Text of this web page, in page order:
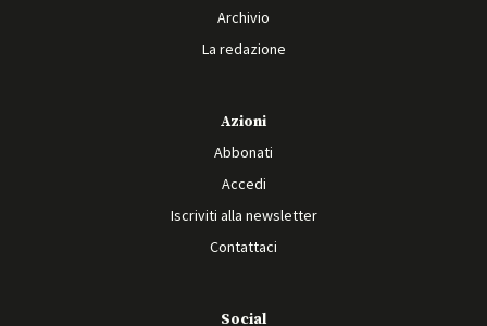
Archivio
La redazione
Azioni
Abbonati
Accedi
Iscriviti alla newsletter
Contattaci
Social